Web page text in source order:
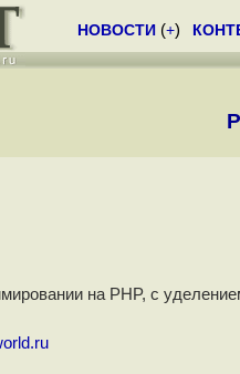
НОВОСТИ (+)
на PHP, с